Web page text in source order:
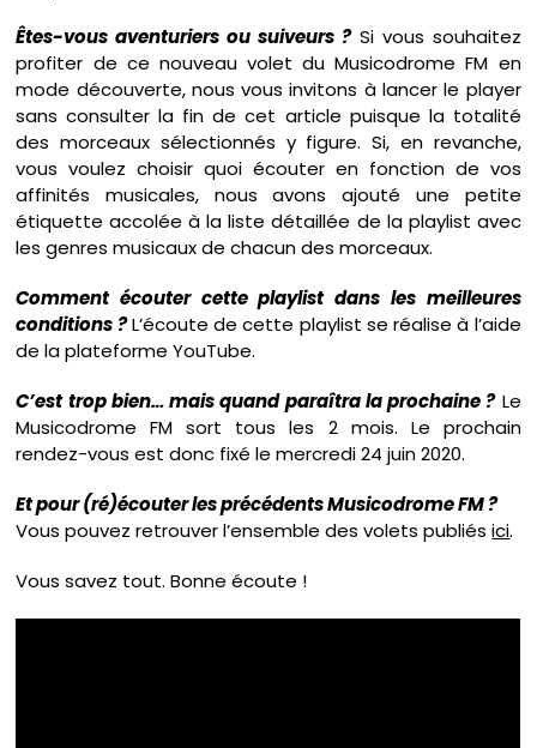
Êtes-vous aventuriers ou suiveurs ?Si vous souhaitez
profiter de ce nouveau volet du Musicodrome FM en
mode découverte, nous vous invitons à lancer le player
sans consulter la fin de cet article puisque la totalité
des morceaux sélectionnés y figure. Si, en revanche,
vous voulez choisir quoi écouter en fonction de vos
affinités musicales, nous avons ajouté une petite
étiquette accolée à la liste détaillée de la playlist avec
les genres musicaux de chacun des morceaux.
Comment écouter cette playlist dans les meilleures
conditions ?L’écoute de cette playlist se réalise à l’aide
de la plateforme YouTube.
C’est trop bien… mais quand paraîtra la prochaine ?Le
Musicodrome FM sort tous les 2 mois. Le prochain
rendez-vous est donc fixé le mercredi 24 juin 2020.
Et pour (ré)écouter les précédents Musicodrome FM ?
Vous pouvez retrouver l’ensemble des volets publiésici.
Vous savez tout. Bonne écoute !